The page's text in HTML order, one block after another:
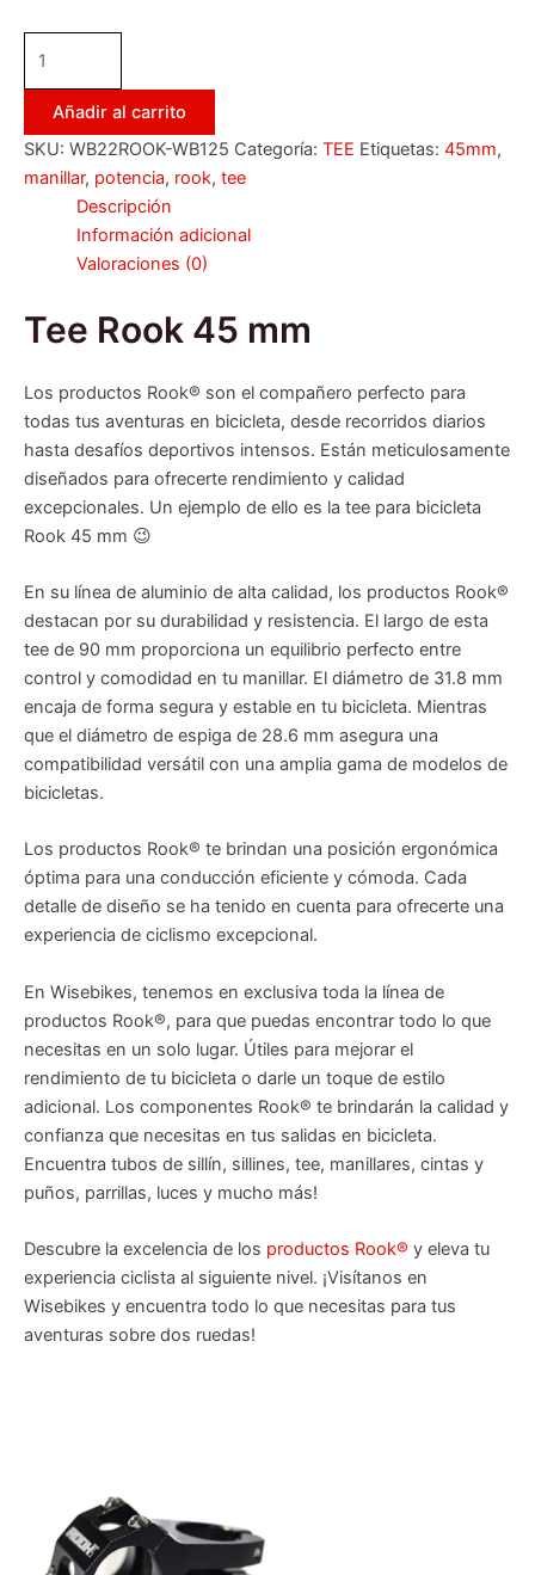
Añadir al carrito
SKU: WB22ROOK-WB125 Categoría: TEE Etiquetas: 45mm,
manillar, potencia, rook, tee
Descripción
Información adicional
Valoraciones (0)
Tee Rook 45 mm
Los productos Rook® son el compañero perfecto para
todas tus aventuras en bicicleta, desde recorridos diarios
hasta desafíos deportivos intensos. Están meticulosamente
diseñados para ofrecerte rendimiento y calidad
excepcionales. Un ejemplo de ello es la tee para bicicleta
Rook 45 mm 😉
En su línea de aluminio de alta calidad, los productos Rook®
destacan por su durabilidad y resistencia. El largo de esta
tee de 90 mm proporciona un equilibrio perfecto entre
control y comodidad en tu manillar. El diámetro de 31.8 mm
encaja de forma segura y estable en tu bicicleta. Mientras
que el diámetro de espiga de 28.6 mm asegura una
compatibilidad versátil con una amplia gama de modelos de
bicicletas.
Los productos Rook® te brindan una posición ergonómica
óptima para una conducción eficiente y cómoda. Cada
detalle de diseño se ha tenido en cuenta para ofrecerte una
experiencia de ciclismo excepcional.
En Wisebikes, tenemos en exclusiva toda la línea de
productos Rook®, para que puedas encontrar todo lo que
necesitas en un solo lugar. Útiles para mejorar el
rendimiento de tu bicicleta o darle un toque de estilo
adicional. Los componentes Rook® te brindarán la calidad y
confianza que necesitas en tus salidas en bicicleta.
Encuentra tubos de sillín, sillines, tee, manillares, cintas y
puños, parrillas, luces y mucho más!
Descubre la excelencia de los productos Rook® y eleva tu
experiencia ciclista al siguiente nivel. ¡Visítanos en
Wisebikes y encuentra todo lo que necesitas para tus
aventuras sobre dos ruedas!